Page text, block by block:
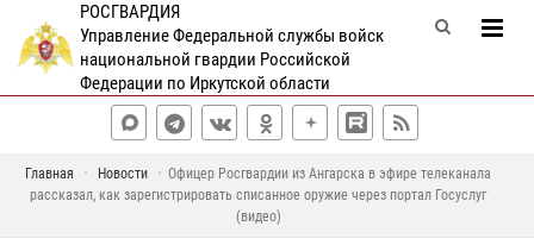
РОСГВАРДИЯ
Управление Федеральной службы войск
национальной гвардии Российской
Федерации по Иркутской области
Главная Новости
Офицер Росгвардии из Ангарска в эфире телеканала
рассказал, как зарегистрировать списанное оружие через портал Госуслуг
(видео)